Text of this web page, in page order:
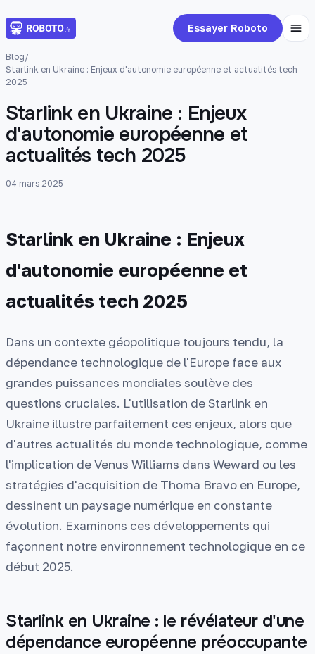
Essayer Roboto
Blog/
Starlink en Ukraine : Enjeux d'autonomie européenne et actualités tech
2025
Starlink en Ukraine : Enjeux
d'autonomie européenne et
actualités tech 2025
04 mars 2025
Starlink en Ukraine : Enjeux
d'autonomie européenne et
actualités tech 2025
Dans un contexte géopolitique toujours tendu, la
dépendance technologique de l'Europe face aux
grandes puissances mondiales soulève des
questions cruciales. L'utilisation de Starlink en
Ukraine illustre parfaitement ces enjeux, alors que
d'autres actualités du monde technologique, comme
l'implication de Venus Williams dans Weward ou les
stratégies d'acquisition de Thoma Bravo en Europe,
dessinent un paysage numérique en constante
évolution. Examinons ces développements qui
façonnent notre environnement technologique en ce
début 2025.
Starlink en Ukraine : le révélateur d'une
dépendance européenne préoccupante